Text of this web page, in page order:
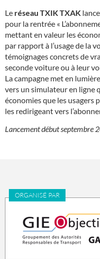
Le réseau TXIK TXAK
pour la rentrée «
mettant en valeur les
par rapport à l’usage de la
témoignages concrets de
seconde voiture ou à leur
La campagne met en
vers un simulateur en ligne
économies que les usagers
les redirigeant vers
Lancement début septembre
ORGANISÉ PAR